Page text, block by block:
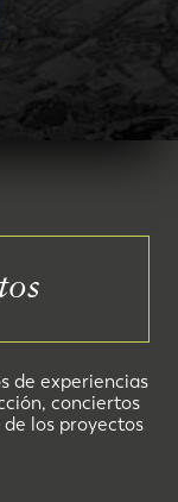
de experiencias
conciertos
los proyectos